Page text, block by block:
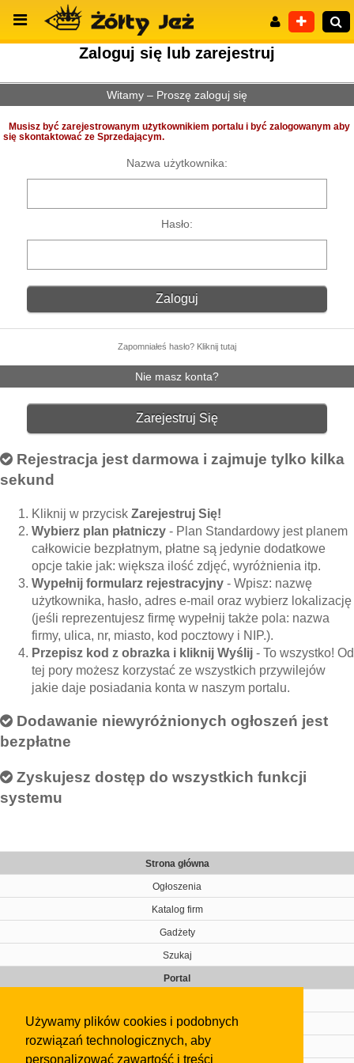
Używamy plików cookies i podobnych
rozwiązań technologicznych, aby
personalizować zawartość i treści
Wyszukiwanie zaawansowane
Zaloguj się lub zarejestruj
Witamy – Proszę zaloguj się
Musisz być zarejestrowanym użytkownikiem portalu i być zalogowanym aby
się skontaktować ze Sprzedającym.
Nazwa użytkownika:
Hasło:
Zapomniałeś hasło? Kliknij tutaj
Nie masz konta?
Zarejestruj Się
Rejestracja jest darmowa i zajmuje tylko kilka
sekund
Kliknij w przycisk Zarejestruj Się!
Wybierz plan płatniczy - Plan Standardowy jest planem
całkowicie bezpłatnym, płatne są jedynie dodatkowe
opcje takie jak: większa ilość zdjęć, wyróżnienia itp.
Wypełnij formularz rejestracyjny - Wpisz: nazwę
użytkownika, hasło, adres e-mail oraz wybierz lokalizację
(jeśli reprezentujesz firmę wypełnij także pola: nazwa
firmy, ulica, nr, miasto, kod pocztowy i NIP.).
Przepisz kod z obrazka i kliknij Wyślij - To wszystko! Od
tej pory możesz korzystać ze wszystkich przywilejów
jakie daje posiadania konta w naszym portalu.
Dodawanie niewyróżnionych ogłoszeń jest
bezpłatne
Zyskujesz dostęp do wszystkich funkcji
systemu
Strona główna
Ogłoszenia
Katalog firm
Gadżety
Szukaj
Portal
Kontakt
Regulamin